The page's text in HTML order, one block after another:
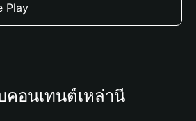
Play
อนเทนต์เหล่านี้